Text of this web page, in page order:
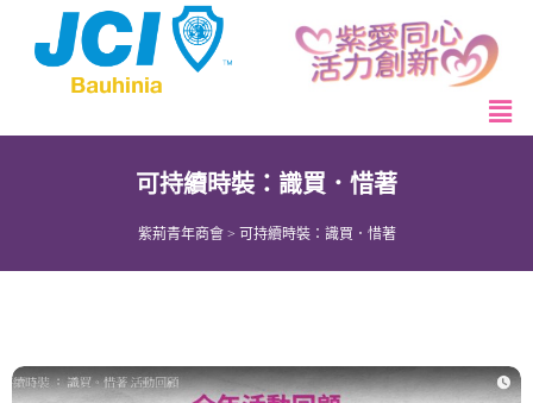
可持續時裝：識買．惜著
紫荊青年商會> 可持續時裝：識買．惜著